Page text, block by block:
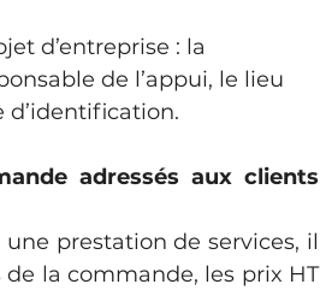
d’entreprise : la
de l’appui, le lieu
d’identification.
adressés aux clients
prestation de services, il
la commande, les prix HT